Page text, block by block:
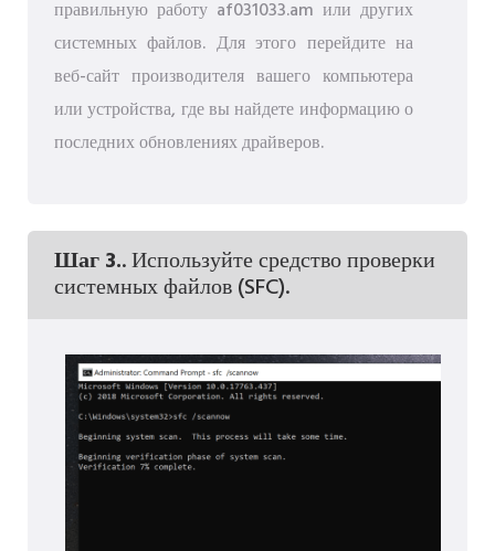
правильную работу af031033.am или других
системных файлов. Для этого перейдите на
веб-сайт производителя вашего компьютера
или устройства, где вы найдете информацию о
последних обновлениях драйверов.
Шаг 3.. Используйте средство проверки
системных файлов (SFC).